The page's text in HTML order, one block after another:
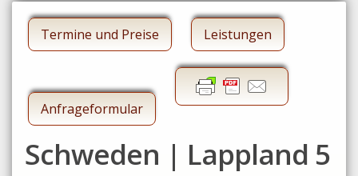
Termine und Preise Leistungen
Anfrageformular
Schweden | Lappland 5